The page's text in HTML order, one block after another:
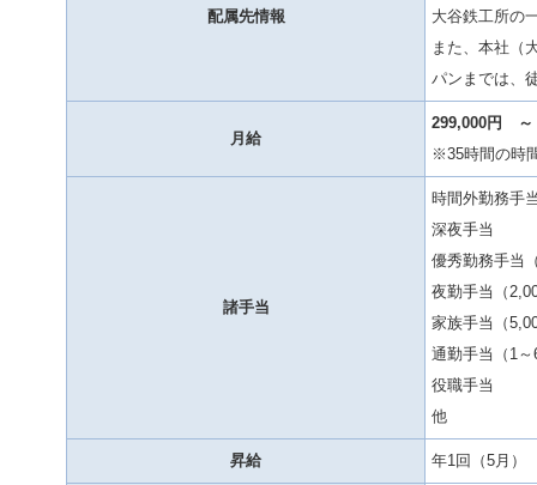
配属先情報
大谷鉄工所の
また、本社（
パンまでは、
月給
299,000円 ～
※35時間の時
諸手当
時間外勤務手
深夜手当
優秀勤務手当
夜勤手当（
家族手当（
通勤手当（1
役職手当
他
昇給 年1回（5月）